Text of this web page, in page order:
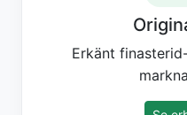
Erkänt